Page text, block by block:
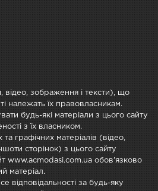
відео, зображення і тексти), що
належать їх правовласникам.
будь-які матеріали з цього сайту
з їх власником.
графічних матеріалів (відео,
сторінок) з цього сайту
www.acmodasi.com.ua обов'язково
матеріал.
відповідальності за будь-яку